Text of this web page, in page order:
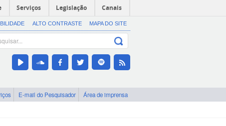
Serviços Legislação Canais
ALTO CONTRASTE MAPA DO SITE
E-mail do Pesquisador Área de imprensa